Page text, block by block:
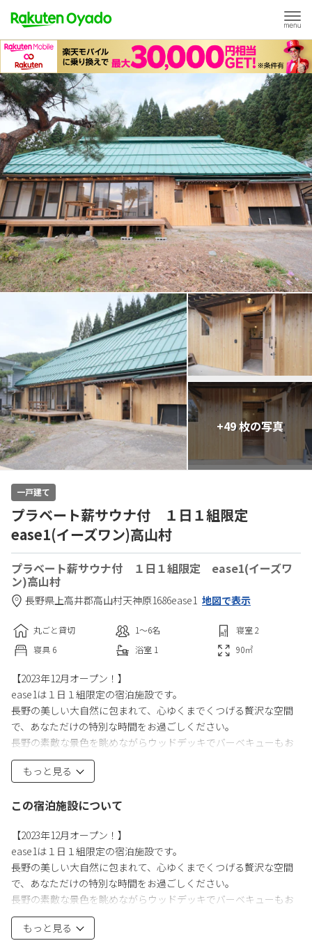
+49 枚の写真
一戸建て
プラベート薪サウナ付 １日１組限定
ease1(イーズワン)高山村
プラベート薪サウナ付 １日１組限定 ease1(イーズワ
ン)高山村
長野県上高井郡高山村天神原1686ease1 地図で表示
丸ごと貸切 1〜6名 寝室 2
寝具 6 浴室 1 90㎡
【2023年12月オープン！】
ease1は１日１組限定の宿泊施設です。
長野の美しい大自然に包まれて、心ゆくまでくつげる贅沢な空間
で、あなただけの特別な時間をお過ごしください。
長野の素敵な景色を眺めながらウッドデッキでバーベキューもお
楽しみいただけます。
近くに温泉施設もありますので、合わせてご利用ください。
クインリンクよりご注文または別途お問合せください。
１回5,000円
約５時間燃焼する薪の量を準備いたします。着火作業はご自身で
お願いいたします。また、季節にもよりますが、しっかりと暖ま
るまで１時間から２時間ほどかかります。
もっと見る
この宿泊施設について
【2023年12月オープン！】
ease1は１日１組限定の宿泊施設です。
長野の美しい大自然に包まれて、心ゆくまでくつげる贅沢な空間
で、あなただけの特別な時間をお過ごしください。
長野の素敵な景色を眺めながらウッドデッキでバーベキューもお
楽しみいただけます。
近くに温泉施設もありますので、合わせてご利用ください。
もっと見る